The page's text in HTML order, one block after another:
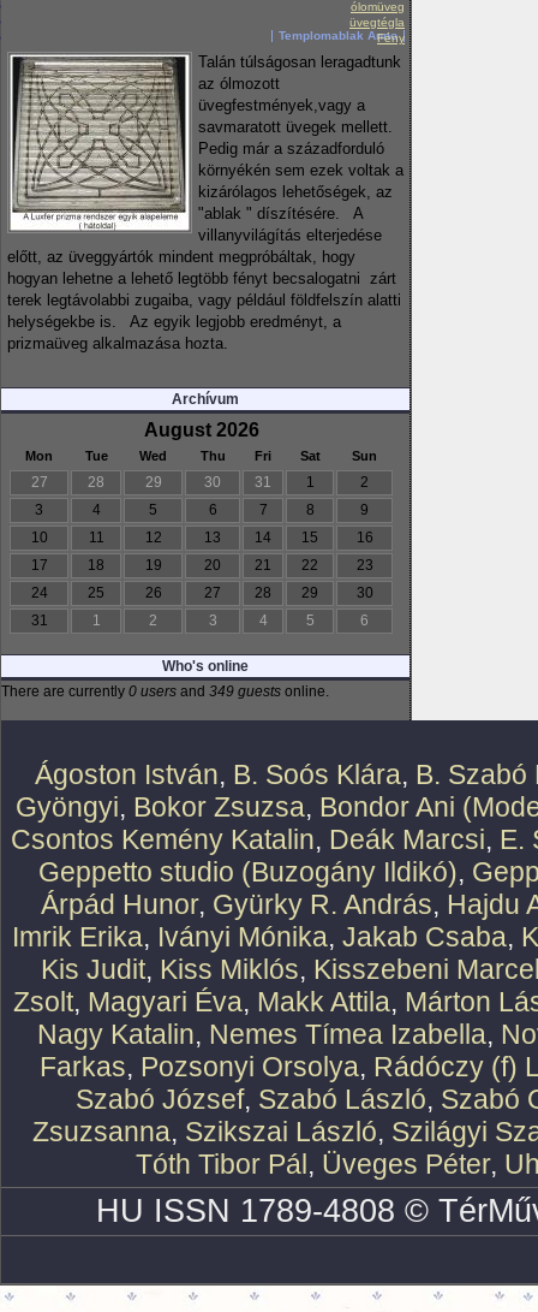
ólomüveg
üvegtégla
Fény
Templomablak Anno
Talán túlságosan leragadtunk
az ólmozott
üvegfestmények,vagy a
savmaratott üvegek mellett.
Pedig már a századforduló
környékén sem ezek voltak a
kizárólagos lehetőségek, az
"ablak " díszítésére. A
villanyvilágítás elterjedése
előtt, az üveggyártók mindent megpróbáltak, hogy
hogyan lehetne a lehető legtöbb fényt becsalogatni zárt
terek legtávolabbi zugaiba, vagy például földfelszín alatti
helységekbe is. Az egyik legjobb eredményt, a
prizmaüveg alkalmazása hozta.
Archívum
August 2026
Mon Tue Wed Thu Fri Sat Sun
27 28 29 30 31 1
2
3
4 5 6 7 8
9
10
11 12 13 14 15
16
17
18 19 20 21 22
23
24
25 26 27 28 29
30
31
1 2 3 4 5 6
Who's online
There are currently 0 users and 349 guests online.
Ágoston István, B. Soós Klára, B. Szabó
Gyöngyi, Bokor Zsuzsa, Bondor Ani
Csontos Kemény Katalin, Deák Marcsi, E.
Geppetto studio (Buzogány Ildikó),
Árpád Hunor, Gyürky R. András, Hajdu
Imrik Erika, Iványi Mónika, Jakab Csaba,
Kis Judit, Kiss Miklós, Kisszebeni
Zsolt, Magyari Éva, Makk Attila, Márton
Nagy Katalin, Nemes Tímea Izabella,
Farkas, Pozsonyi Orsolya, Rádóczy (f)
Szabó József, Szabó László, Szabó
Zsuzsanna, Szikszai László, Szilágyi
Tóth Tibor Pál, Üveges Péter,
HU ISSN 1789-4808 ©